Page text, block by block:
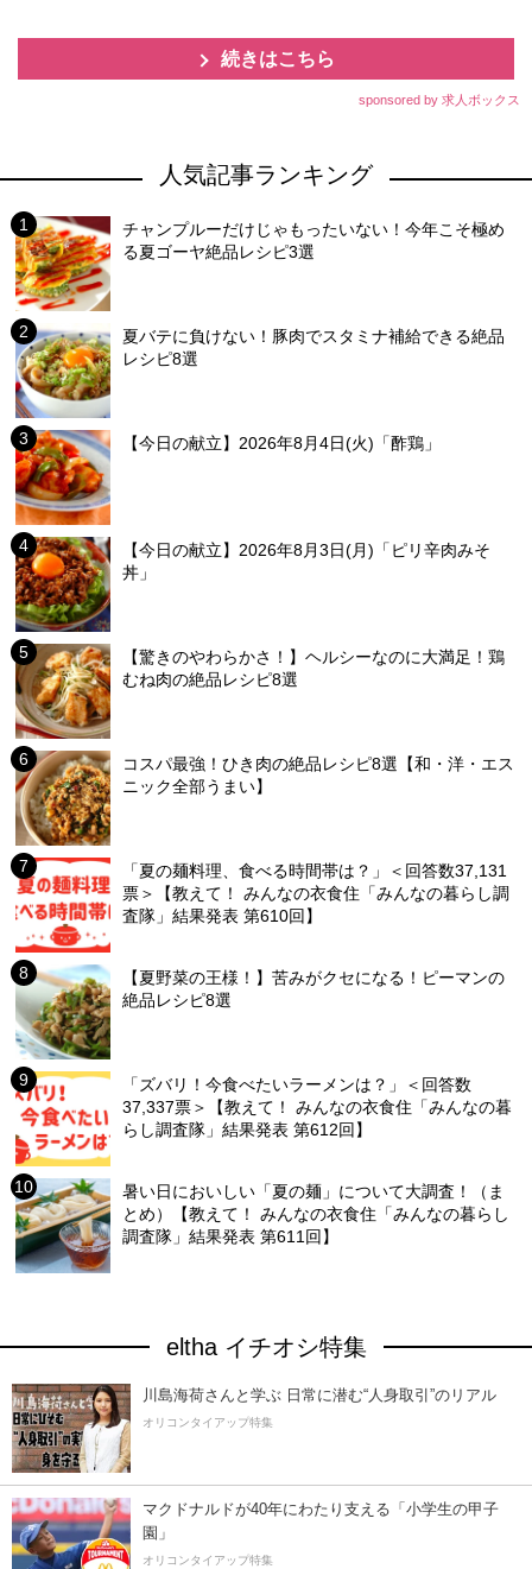
続きはこちら
sponsored by 求人ボックス
人気記事ランキング
チャンプルーだけじゃもったいない！今年こそ極め
る夏ゴーヤ絶品レシピ3選
夏バテに負けない！豚肉でスタミナ補給できる絶品
レシピ8選
【今日の献立】2026年8月4日(火)「酢鶏」
【今日の献立】2026年8月3日(月)「ピリ辛肉みそ
丼」
【驚きのやわらかさ！】ヘルシーなのに大満足！鶏
むね肉の絶品レシピ8選
コスパ最強！ひき肉の絶品レシピ8選【和・洋・エス
ニック全部うまい】
「夏の麺料理、食べる時間帯は？」＜回答数37,131
票＞【教えて！ みんなの衣食住「みんなの暮らし調
査隊」結果発表 第610回】
【夏野菜の王様！】苦みがクセになる！ピーマンの
絶品レシピ8選
「ズバリ！今食べたいラーメンは？」＜回答数
37,337票＞【教えて！ みんなの衣食住「みんなの暮
らし調査隊」結果発表 第612回】
暑い日においしい「夏の麺」について大調査！（ま
とめ）【教えて！ みんなの衣食住「みんなの暮らし
調査隊」結果発表 第611回】
eltha イチオシ特集
川島海荷さんと学ぶ 日常に潜む“人身取引”のリアル
オリコンタイアップ特集
マクドナルドが40年にわたり支える「小学生の甲子
園」
オリコンタイアップ特集